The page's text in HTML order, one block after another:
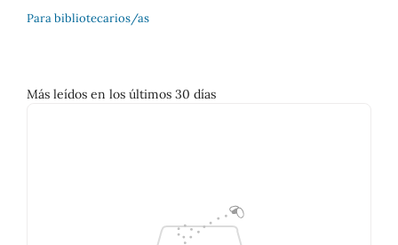
Para bibliotecarios/as
Más leídos en los últimos 30 días